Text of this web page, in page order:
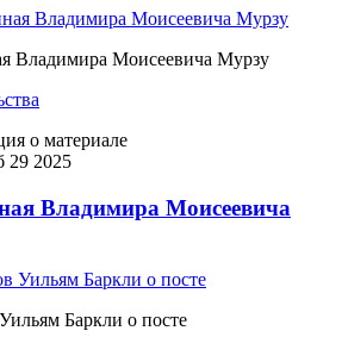
Владимира Моисеевича Мурзу
о материале
29 2025
Владимира Моисеевича
Баркли о посте